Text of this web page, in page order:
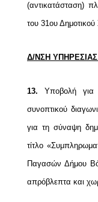
(αντικατάσταση)
του 31ου
Δ/ΝΣΗ
13.
Υποβολή για
συνοπτικού
για τη σύναψη
τίτλο
Παγασών Δήμου
απρόβλεπτα και